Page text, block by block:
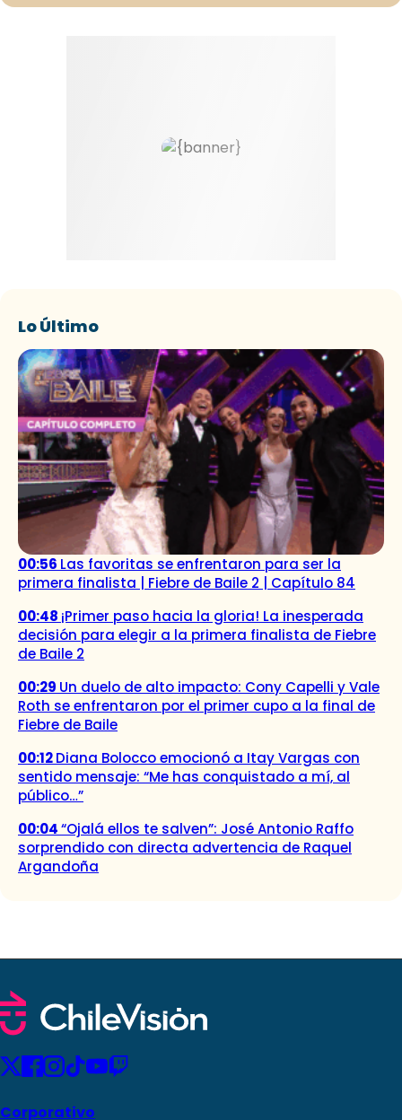
Lo Último
00:56 Las favoritas se enfrentaron para ser la
primera finalista | Fiebre de Baile 2 | Capítulo 84
00:48 ¡Primer paso hacia la gloria! La inesperada
decisión para elegir a la primera finalista de Fiebre
de Baile 2
00:29 Un duelo de alto impacto: Cony Capelli y Vale
Roth se enfrentaron por el primer cupo a la final de
Fiebre de Baile
00:12Diana Bolocco emocionó a Itay Vargas con
sentido mensaje: “Me has conquistado a mí, al
público…”
00:04“Ojalá ellos te salven”: José Antonio Raffo
sorprendido con directa advertencia de Raquel
Argandoña
Corporativo